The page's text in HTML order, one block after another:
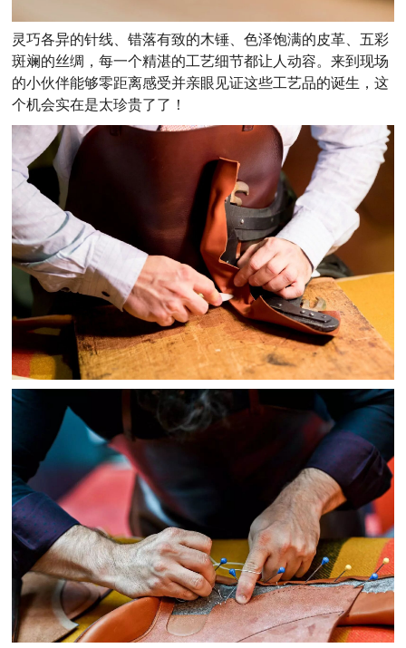
灵巧各异的针线、错落有致的木锤、色泽饱满的皮革、五彩
斑斓的丝绸，每一个精湛的工艺细节都让人动容。来到现场
的小伙伴能够零距离感受并亲眼见证这些工艺品的诞生，这
个机会实在是太珍贵了了！